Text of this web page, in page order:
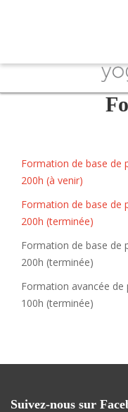
Formation de base de
200h (à venir)
Formation de base de
200h (terminée)
Formation de base de
200h (terminée)
Formation avancée de
100h (terminée)
Suivez-nous sur